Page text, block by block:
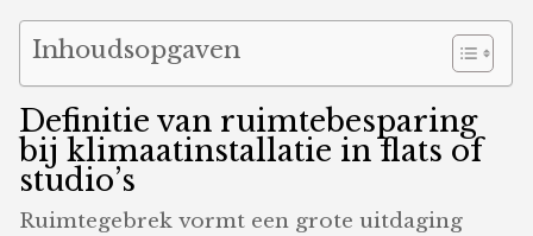
Inhoudsopgaven
Definitie van ruimtebesparing
bij klimaatinstallatie in flats of
studio’s
Ruimtegebrek vormt een grote uitdaging